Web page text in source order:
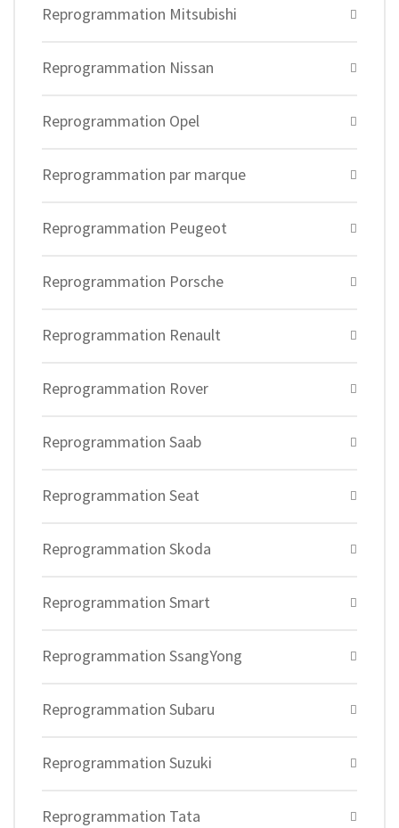
Reprogrammation Mitsubishi
Reprogrammation Nissan
Reprogrammation Opel
Reprogrammation par marque
Reprogrammation Peugeot
Reprogrammation Porsche
Reprogrammation Renault
Reprogrammation Rover
Reprogrammation Saab
Reprogrammation Seat
Reprogrammation Skoda
Reprogrammation Smart
Reprogrammation SsangYong
Reprogrammation Subaru
Reprogrammation Suzuki
Reprogrammation Tata